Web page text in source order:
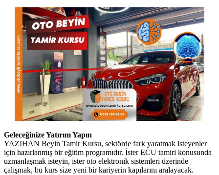
Geleceğinize Yatırım Yapın
YAZIHAN Beyin Tamir Kursu, sektörde fark yaratmak isteyenler
için hazırlanmış bir eğitim programıdır. İster ECU tamiri konusunda
uzmanlaşmak isteyin, ister oto elektronik sistemleri üzerinde
çalışmak, bu kurs size yeni bir kariyerin kapılarını aralayacak.